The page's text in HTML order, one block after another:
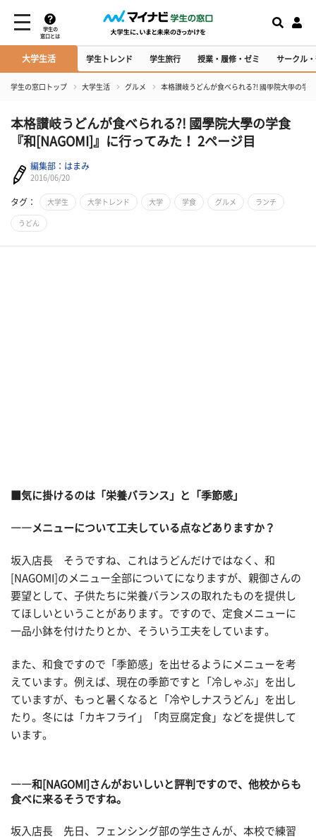
学生の
窓口とは
大学生活 学生トレンド 学生旅行 授業・履修・ゼミ サークル
学生の窓口トップ 大学生活 グルメ 本格讃岐うどんが食べられる?! 國學院大學の学
本格讃岐うどんが食べられる?! 國學院大學の学食
『和[NAGOMI]』に行ってみた！ 2ページ目
編集部：はまみ
2016/06/20
タグ： 大学生 大学トレンド 大学 学食 グルメ ランチ
うどん
■気に掛けるのは「栄養バランス」と「季節感」
――メニューについて工夫している点などありますか？
坂入店長 そうですね、これはうどんだけではなく、和
[NAGOMI]のメニュー全部についてになりますが、親御さんの
要望として、子供たちに栄養バランスの取れたものを提供し
てほしいということがあります。ですので、定食メニューに
一品小鉢を付けたりとか、そういう工夫をしています。
また、和食ですので「季節感」を出せるようにメニューを考
えています。例えば、現在の季節ですと「冷しゃぶ」を出し
ていますが、もっと暑くなると「冷やしナスうどん」を出し
たり。冬には「カキフライ」「肉豆腐定食」などを提供して
います。
――和[NAGOMI]さんがおいしいと評判ですので、他校からも
食べに来るそうですね。
坂入店長 先日、フェンシング部の学生さんが、本校で練習